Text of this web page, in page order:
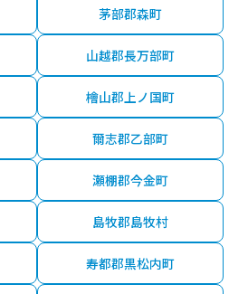
茅部郡森町
山越郡長万部町
檜山郡上ノ国町
爾志郡乙部町
瀬棚郡今金町
島牧郡島牧村
寿都郡黒松内町